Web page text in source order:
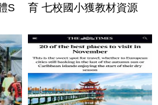
S
育 七校國小獲教材資源